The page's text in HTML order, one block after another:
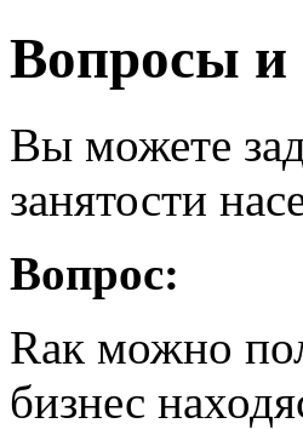
Вопросы и
Вы можете
занятости
Вопрос:
Rак можно
бизнес